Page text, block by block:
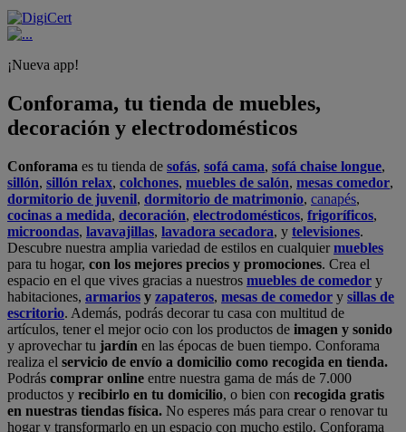
¡Nueva app!
Conforama, tu tienda de muebles,
decoración y electrodomésticos
Conforama es tu tienda de sofás, sofá cama, sofá chaise longue,
sillón, sillón relax, colchones, muebles de salón, mesas comedor,
dormitorio de juvenil, dormitorio de matrimonio, canapés,
cocinas a medida, decoración, electrodomésticos, frigoríficos,
microondas, lavavajillas, lavadora secadora, y televisiones.
Descubre nuestra amplia variedad de estilos en cualquiermuebles
para tu hogar, con los mejores precios y promociones. Crea el
espacio en el que vives gracias a nuestros muebles de comedor y
habitaciones, armarios y zapateros, mesas de comedor y sillas de
escritorio. Además, podrás decorar tu casa con multitud de
artículos, tener el mejor ocio con los productos de imagen y sonido
y aprovechar tu jardín en las épocas de buen tiempo. Conforama
realiza el servicio de envío a domicilio como recogida en tienda.
Podrás comprar online entre nuestra gama de más de 7.000
productos y recibirlo en tu domicilio, o bien con recogida gratis
en nuestras tiendas física. No esperes más para crear o renovar tu
hogar y transformarlo en un espacio con mucho estilo. Conforama